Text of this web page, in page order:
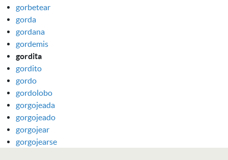
gorbetear
gorda
gordana
gordemis
gordita
gordito
gordo
gordolobo
gorgojeada
gorgojeado
gorgojear
gorgojearse